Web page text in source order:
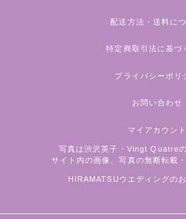
配送方法・送料に
特定商取引法に基づ
プライバシーポリ
お問い合わせ
マイアカウント
写真は渋沢英子・Vingt Quatre
サイト内の画像、写真の無断転載
HIRAMATSUウエディングの